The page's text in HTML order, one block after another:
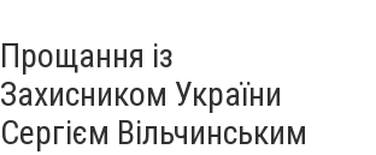
Прощання із
Захисником України
Сергієм Вільчинським